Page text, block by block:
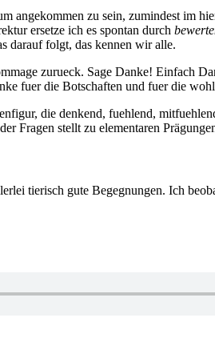
angekommen zu sein, zumindest im
ersetze ich es spontan durch
darauf folgt, das kennen wir alle.
zurueck. Sage Danke! Einfach
fuer die Botschaften und fuer die
die denkend, fuehlend,
Fragen stellt zu elementaren
tierisch gute Begegnungen. Ich